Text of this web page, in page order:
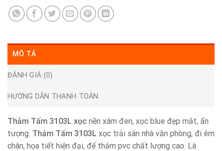
MÔ TẢ
ĐÁNH GIÁ (0)
HƯỚNG DẪN THANH TOÁN
Thảm Tấm 3103L xọc nền xám đen, xọc blue đẹp mắt, ấn
tượng. Thảm Tấm 3103L xọc trải sàn nhà văn phòng, đi êm
chân, họa tiết hiện đại, đế thảm pvc chất lượng cao. Là